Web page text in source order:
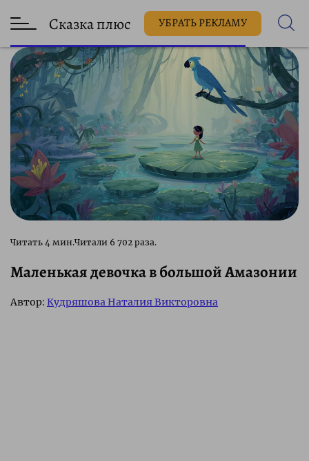
Сказка плюс УБРАТЬ РЕКЛАМУ
6 702 раза.
Маленькая девочка в большой Амазонии
Автор: Кудряшова Наталия Викторовна